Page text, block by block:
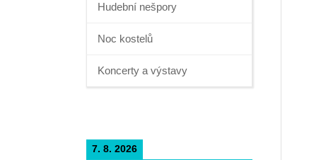
Hudební nešpory
Noc kostelů
Koncerty a výstavy
7. 8. 2026